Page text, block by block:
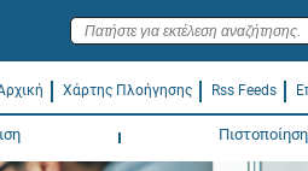
Χάρτης Πλοήγησης Rss Feeds
Πιστοποίηση